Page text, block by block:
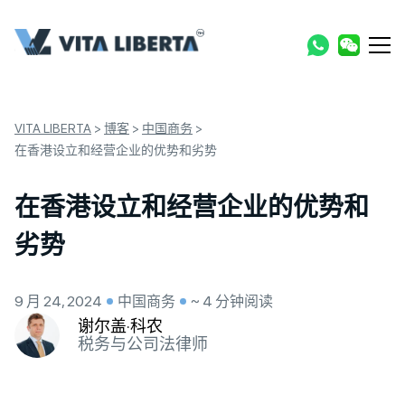
VITA LIBERTA > 博客 > 中国商务 >
在香港设立和经营企业的优势和劣势
在香港设立和经营企业的优势和
劣势
9 月 24, 2024 中国商务 ~ 4 分钟阅读
谢尔盖·科农
税务与公司法律师